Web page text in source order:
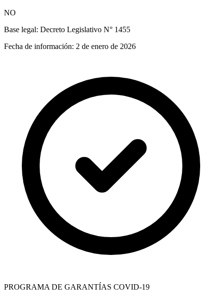
NO
Base legal: Decreto Legislativo N° 1455
Fecha de información: 2 de enero de 2026
PROGRAMA DE GARANTÍAS COVID-19